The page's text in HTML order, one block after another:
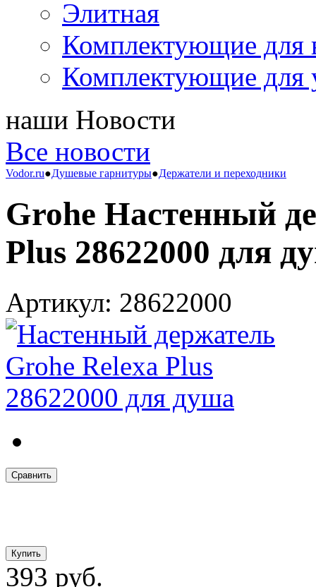
Элитная
Комплектующие для
Комплектующие для
наши Новости
Все новости
Vodor.ru●Душевые гарнитуры●Держатели и переходники
Grohe Настенный
Plus 28622000 для
Артикул: 28622000
Сравнить
393 руб.